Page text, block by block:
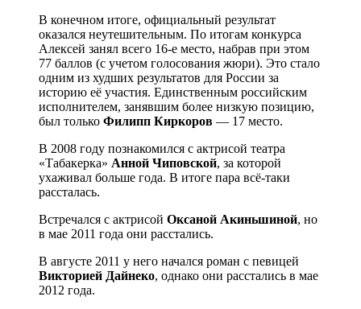
В конечном итоге, официальный результат
оказался неутешительным. По итогам конкурса
Алексей занял всего 16-е место, набрав при этом
77 баллов (с учетом голосования жюри). Это стало
одним из худших результатов для России за
историю её участия. Единственным российским
исполнителем, занявшим более низкую позицию,
был только Филипп Киркоров — 17 место.
В 2008 году познакомился с актрисой театра
«Табакерка» Анной Чиповской, за которой
ухаживал больше года. В итоге пара всё-таки
рассталась.
Встречался с актрисой Оксаной Акиньшиной, но
в мае 2011 года они расстались.
В августе 2011 у него начался роман с певицей
Викторией Дайнеко, однако они расстались в мае
2012 года.